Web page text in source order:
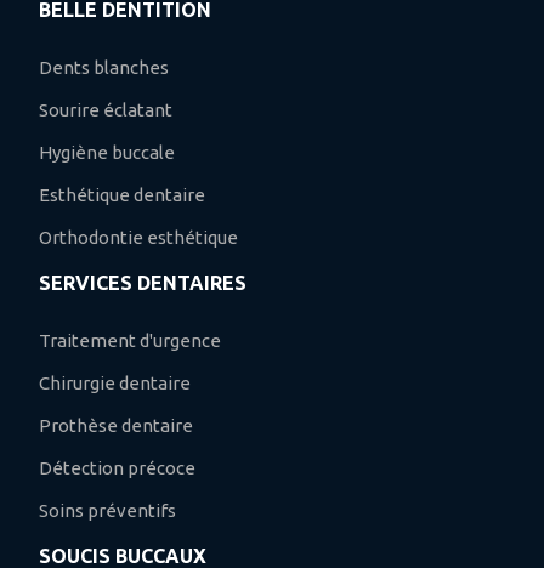
BELLE DENTITION
Dents blanches
Sourire éclatant
Hygiène buccale
Esthétique dentaire
Orthodontie esthétique
SERVICES DENTAIRES
Traitement d'urgence
Chirurgie dentaire
Prothèse dentaire
Détection précoce
Soins préventifs
SOUCIS BUCCAUX